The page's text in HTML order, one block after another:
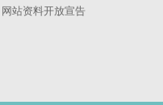
网站资料开放宣告